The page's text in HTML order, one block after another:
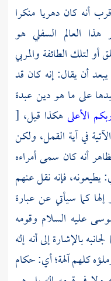
أنه كان دهريا منكرا
العالم السفلي هو
أو لتلك الطائفة والمربي
أن يقال: إنه كان قد
على ما هو دين عبدة
الأعلىهكذا قيل، [
في آية القمل، ولكن
أنه كان سمى أمراءه
يطيعونه، فإنه نقل عنهم
كما سيأتي عن عبارة
عليه السلام وقومه
بالإشارة إلى أنه إله
كلهم آلهة؛ أي: حكام